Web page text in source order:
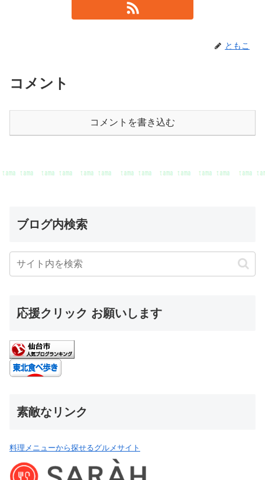
ともこ
コメント
コメントを書き込む
ブログ内検索
応援クリック お願いします
素敵なリンク
料理メニューから探せるグルメサイト